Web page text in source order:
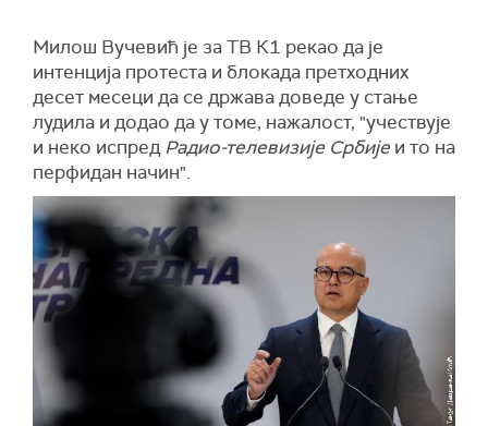
Милош Вучевић је за ТВ К1 рекао да је
интенција протеста и блокада претходних
десет месеци да се држава доведе у стање
лудила и додао да у томе, нажалост, "учествује
и неко испредРадио-телевизије Србијеи то на
перфидан начин".